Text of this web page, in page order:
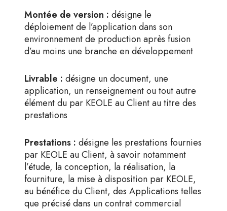
Montée de version : désigne le
déploiement de l’application dans son
environnement de production après fusion
d’au moins une branche en développement
Livrable : désigne un document, une
application, un renseignement ou tout autre
élément du par KEOLE au Client au titre des
prestations
Prestations : désigne les prestations fournies
par KEOLE au Client, à savoir notamment
l’étude, la conception, la réalisation, la
fourniture, la mise à disposition par KEOLE,
au bénéfice du Client, des Applications telles
que précisé dans un contrat commercial